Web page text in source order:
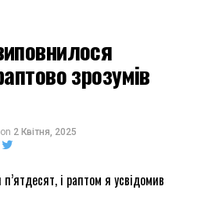
зрозумів
on 2 Квітня, 2025
і раптом я усвідомив